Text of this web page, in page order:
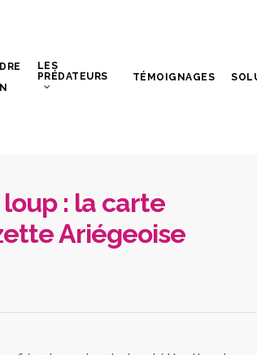
LES
PRÉDATEURS
TÉMOIGNAGES
: la carte
Ariégeoise